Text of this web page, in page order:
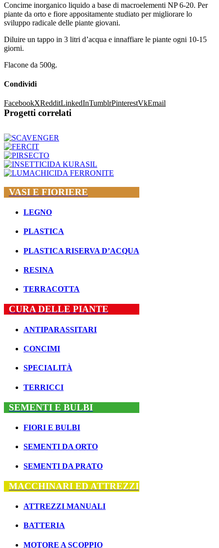
Concime inorganico liquido a base di macroelementi NP 6-20. Per
piante da orto e fiore appositamente studiato per migliorare lo
sviluppo radicale delle piante giovani.
Diluire un tappo in 3 litri d’acqua e innaffiare le piante ogni 10-15
giorni.
Flacone da 500g.
Condividi
FacebookXRedditLinkedInTumblrPinterestVkEmail
Progetti correlati
VASI E FIORIERE
LEGNO
PLASTICA
PLASTICA RISERVA D’ACQUA
RESINA
TERRACOTTA
CURA DELLE PIANTE
ANTIPARASSITARI
CONCIMI
SPECIALITÀ
TERRICCI
SEMENTI E BULBI
FIORI E BULBI
SEMENTI DA ORTO
SEMENTI DA PRATO
MACCHINARI ED ATTREZZI
ATTREZZI MANUALI
BATTERIA
MOTORE A SCOPPIO